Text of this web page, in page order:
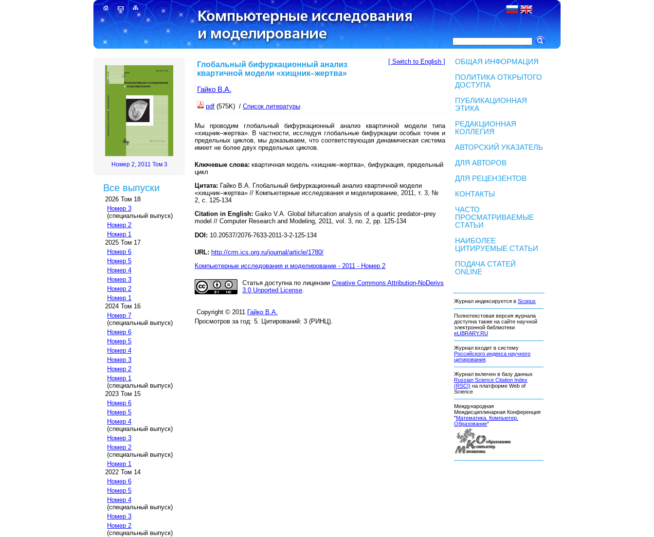
Номер 2, 2011 Том 3
Все выпуски
2026 Том 18
Номер 3
(специальный выпуск)
Номер 2
Номер 1
2025 Том 17
Номер 6
Номер 5
Номер 4
Номер 3
Номер 2
Номер 1
2024 Том 16
Номер 7
(специальный выпуск)
Номер 6
Номер 5
Номер 4
Номер 3
Номер 2
Номер 1
(специальный выпуск)
2023 Том 15
Номер 6
Номер 5
Номер 4
(специальный выпуск)
Номер 3
Номер 2
(специальный выпуск)
Номер 1
2022 Том 14
Номер 6
Номер 5
Номер 4
(специальный выпуск)
Номер 3
Номер 2
(специальный выпуск)
[ Switch to English ]
Глобальный бифуркационный анализ
квартичной модели «хищник–жертва»
Гайко В.А.
pdf (575K) / Список литературы
Мы проводим глобальный бифуркационный анализ квартичной модели типа
«хищник–жертва». В частности, исследуя глобальные бифуркации особых точек и
предельных циклов, мы доказываем, что соответствующая динамическая система
имеет не более двух предельных циклов.
Ключевые слова: квартичная модель «хищник–жертва», бифуркация, предельный
цикл
Цитата: Гайко В.А. Глобальный бифуркационный анализ квартичной модели
«хищник–жертва» // Компьютерные исследования и моделирование, 2011, т. 3, №
2, с. 125-134
Citation in English: Gaiko V.A. Global bifurcation analysis of a quartic predator–prey
model // Computer Research and Modeling, 2011, vol. 3, no. 2, pp. 125-134
DOI: 10.20537/2076-7633-2011-3-2-125-134
URL: http://crm.ics.org.ru/journal/article/1780/
Компьютерные исследования и моделирование - 2011 - Номер 2
Статья доступна по лицензии Creative Commons Attribution-NoDerivs
3.0 Unported License
Copyright © 2011 Гайко В.А.
Просмотров за год: 5. Цитирований: 3 (РИНЦ).
ОБЩАЯ ИНФОРМАЦИЯ
ПОЛИТИКА ОТКРЫТОГО
ДОСТУПА
ПУБЛИКАЦИОННАЯ
ЭТИКА
РЕДАКЦИОННАЯ
КОЛЛЕГИЯ
АВТОРСКИЙ УКАЗАТЕЛЬ
ДЛЯ АВТОРОВ
ДЛЯ РЕЦЕНЗЕНТОВ
КОНТАКТЫ
ЧАСТО
ПРОСМАТРИВАЕМЫЕ
СТАТЬИ
НАИБОЛЕЕ
ЦИТИРУЕМЫЕ СТАТЬИ
ПОДАЧА СТАТЕЙ
ONLINE
Журнал индексируется в Scopus
Полнотекстовая версия журнала
доступна также на сайте научной
электронной библиотеки
eLIBRARY.RU
Журнал входит в систему
Российского индекса научного
цитирования
Журнал включен в базу данных
Russian Science Citation Index
(RSCI) на платформе Web of
Science
Международная
Междисциплинарная Конференция
"Математика. Компьютер.
Образование"